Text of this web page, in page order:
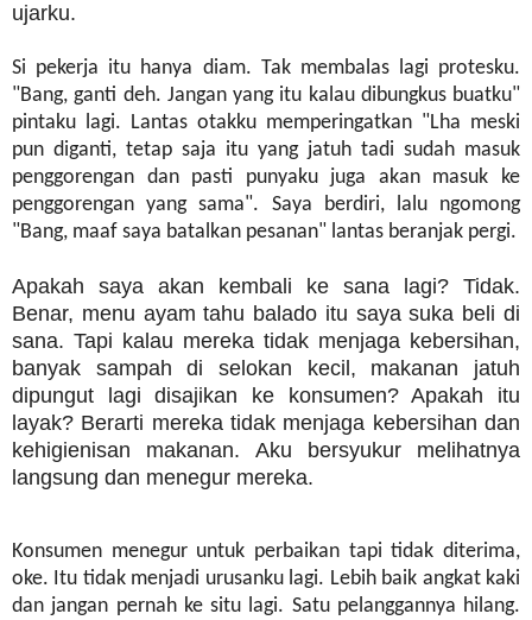
ujarku.
Si pekerja itu hanya diam. Tak membalas lagi protesku.
"Bang, ganti deh. Jangan yang itu kalau dibungkus buatku"
pintaku lagi. Lantas otakku memperingatkan "Lha meski
pun diganti, tetap saja itu yang jatuh tadi sudah masuk
penggorengan dan pasti punyaku juga akan masuk ke
penggorengan yang sama". Saya berdiri, lalu ngomong
"Bang, maaf saya batalkan pesanan" lantas beranjak pergi.
Apakah saya akan kembali ke sana lagi? Tidak.
Benar, menu ayam tahu balado itu saya suka beli di
sana. Tapi kalau mereka tidak menjaga kebersihan,
banyak sampah di selokan kecil, makanan jatuh
dipungut lagi disajikan ke konsumen? Apakah itu
layak? Berarti mereka tidak menjaga kebersihan dan
kehigienisan makanan. Aku bersyukur melihatnya
langsung dan menegur mereka.
Konsumen menegur untuk perbaikan tapi tidak diterima,
oke. Itu tidak menjadi urusanku lagi. Lebih baik angkat kaki
dan jangan pernah ke situ lagi. Satu pelanggannya hilang.